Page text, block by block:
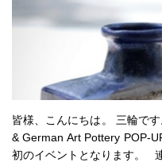
皆様、こんにちは。 三輪で
& German Art Pottery POP-
初のイベントとなります。